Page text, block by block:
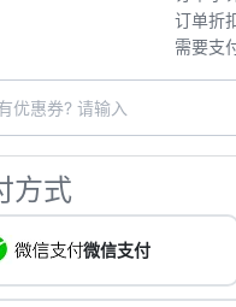
订单折
需要支
方式
微信支付